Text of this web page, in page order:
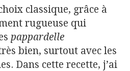
classique, grâce à
rugueuse qui
pappardelle
bien, surtout avec les
Dans cette recette, j’ai